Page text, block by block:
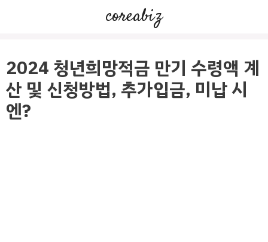
건
너
뛰
coreabiz
2024 청년희망적금 만기 수령액 계
산 및 신청방법, 추가입금, 미납 시
엔?